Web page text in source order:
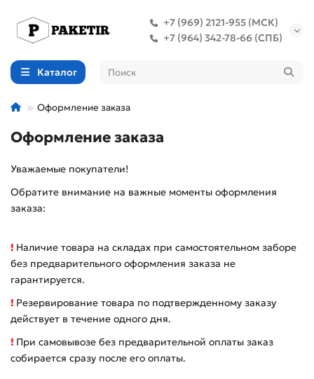
+7 (969) 2121-955 (МСК)
+7 (964) 342-78-66 (СПБ)
Каталог
Оформление заказа
Оформление заказа
Уважаемые покупатели!
Обратите внимание на важные моменты оформления
заказа:
! Наличие товара на складах при самостоятельном заборе
без предварительного оформления заказа не
гарантируется.
! Резервирование товара по подтвержденному заказу
действует в течение одного дня.
! При самовывозе без предварительной оплаты заказ
собирается сразу после его оплаты.